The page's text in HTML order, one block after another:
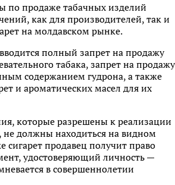
по продаже табачных изделий
как для производителей, так и
на молдавском рынке.
полный запрет на продажу
табака, запрет на продажу
содержанием гудрона, а также
и ароматических масел для их
которые разрешены к реализации
не должны находиться на видном
сигарет продавец получит право
удостоверяющий личность —
в совершеннолетии